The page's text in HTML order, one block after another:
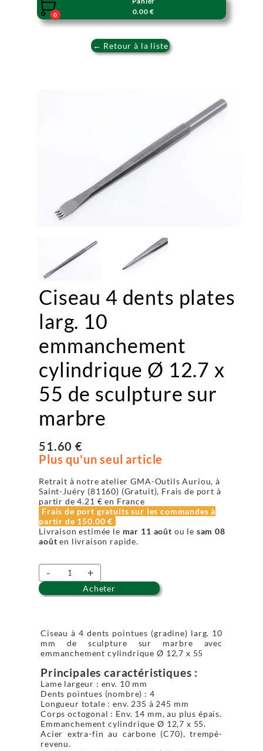

0
0.00 €
← Retour à la liste
Ciseau 4 dents plates
larg. 10
emmanchement
cylindrique Ø 12.7 x
55 de sculpture sur
marbre
51.60 €
Plus qu'un seul article
Retrait à notre atelier GMA-Outils Auriou, à
Saint-Juéry (81160) (Gratuit), Frais de port à
partir de4.21 € en France
Frais de port gratuits sur les commandes à
partir de 150.00 €
Livraison estimée le mar 11 août ou le sam 08
août en livraison rapide.
- +
Acheter
Ciseau à 4 dents pointues (gradine) larg. 10
mm de sculpture sur marbre avec
emmanchement cylindrique Ø 12,7 x 55
Principales caractéristiques :
Lame largeur : env. 10 mm
Dents pointues (nombre) : 4
Longueur totale : env. 235 à 245 mm
Corps octogonal : Env. 14 mm, au plus épais.
Emmanchement cylindrique Ø 12,7 x 55.
Acier extra-fin au carbone (C70), trempé-
revenu.